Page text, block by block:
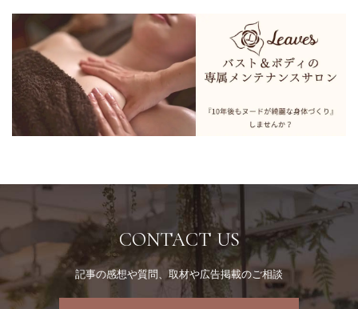
CONTACT US
記事の感想や質問、取材や広告掲載のご相談